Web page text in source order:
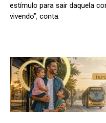
estímulo para sair daquela
vivendo”, conta.